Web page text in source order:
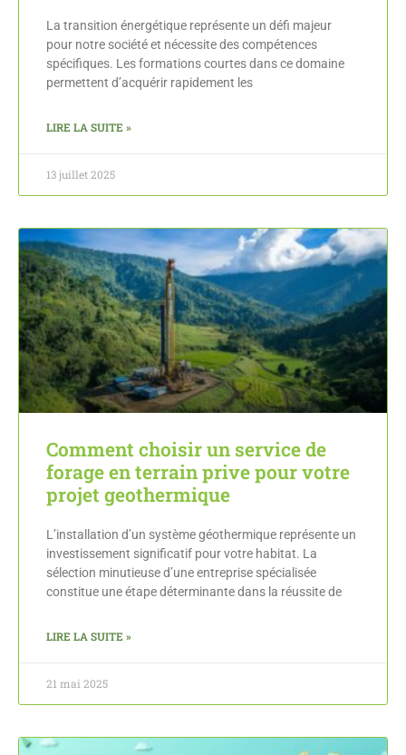
La transition énergétique représente un défi majeur
pour notre société et nécessite des compétences
spécifiques. Les formations courtes dans ce domaine
permettent d’acquérir rapidement les
LIRE LA SUITE »
13 juillet 2025
Comment choisir un service de
forage en terrain prive pour votre
projet geothermique
L’installation d’un système géothermique représente un
investissement significatif pour votre habitat. La
sélection minutieuse d’une entreprise spécialisée
constitue une étape déterminante dans la réussite de
LIRE LA SUITE »
21 mai 2025